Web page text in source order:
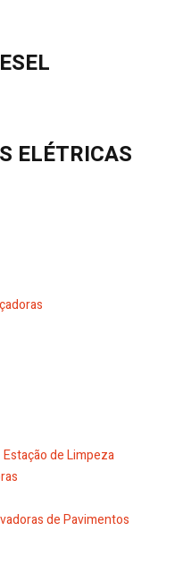
ELÉTRICAS
Estação de Limpeza
de Pavimentos